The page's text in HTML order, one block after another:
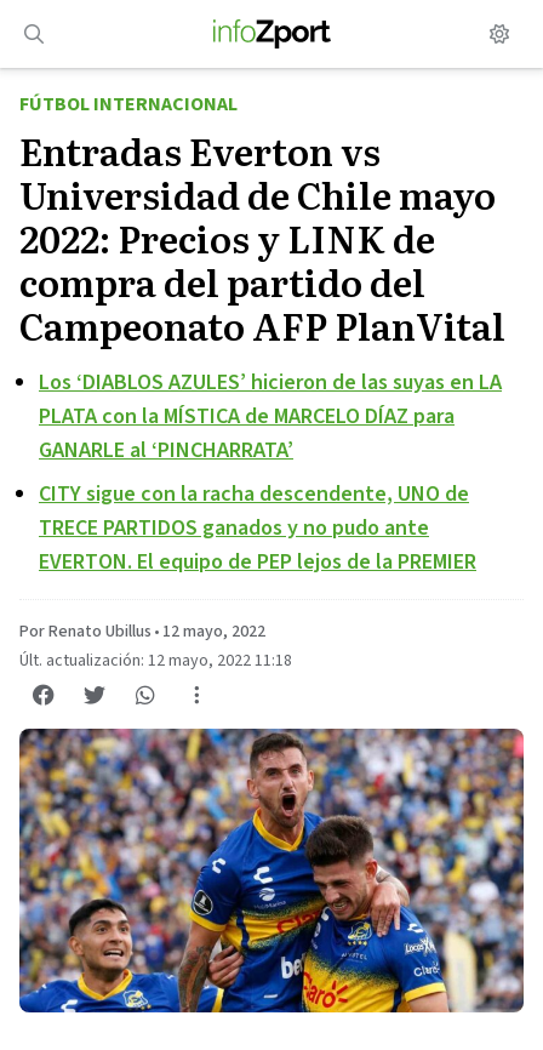
contenido
FÚTBOL INTERNACIONAL
Entradas Everton vs
Universidad de Chile mayo
2022: Precios y LINK de
compra del partido del
Campeonato AFP PlanVital
Los ‘DIABLOS AZULES’ hicieron de las suyas en LA
PLATA con la MÍSTICA de MARCELO DÍAZ para
GANARLE al ‘PINCHARRATA’
CITY sigue con la racha descendente, UNO de
TRECE PARTIDOS ganados y no pudo ante
EVERTON. El equipo de PEP lejos de la PREMIER
Por Renato Ubillus • 12 mayo, 2022
Últ. actualización: 12 mayo, 2022 11:18